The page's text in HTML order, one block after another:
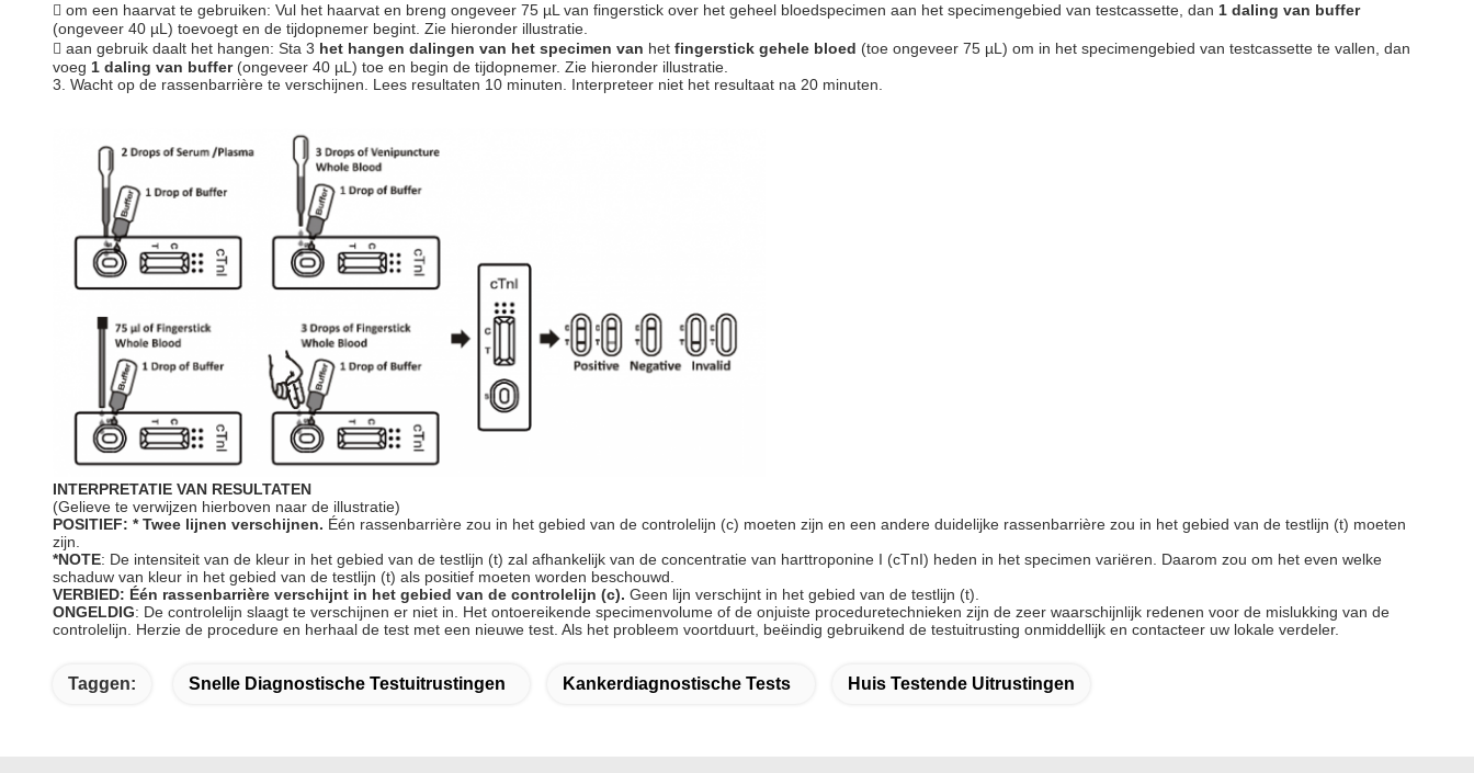
 om een haarvat te gebruiken: Vul het haarvat en breng ongeveer 75 µL van fingerstick over het geheel bloedspecimen aan het specimengebied van testcassette, dan 1 daling van buffer
(ongeveer 40 µL) toevoegt en de tijdopnemer begint. Zie hieronder illustratie.
 aan gebruik daalt het hangen: Sta 3 het hangen dalingen van het specimen van het fingerstick gehele bloed (toe ongeveer 75 µL) om in het specimengebied van testcassette te vallen, dan
voeg 1 daling van buffer(ongeveer 40 µL) toe en begin de tijdopnemer. Zie hieronder illustratie.
3. Wacht op de rassenbarrière te verschijnen. Lees resultaten 10 minuten. Interpreteer niet het resultaat na 20 minuten.
INTERPRETATIE VAN RESULTATEN
(Gelieve te verwijzen hierboven naar de illustratie)
POSITIEF: * Twee lijnen verschijnen. Één rassenbarrière zou in het gebied van de controlelijn (c) moeten zijn en een andere duidelijke rassenbarrière zou in het gebied van de testlijn (t) moeten
zijn.
*NOTE: De intensiteit van de kleur in het gebied van de testlijn (t) zal afhankelijk van de concentratie van harttroponine I (cTnI) heden in het specimen variëren. Daarom zou om het even welke
schaduw van kleur in het gebied van de testlijn (t) als positief moeten worden beschouwd.
VERBIED: Één rassenbarrière verschijnt in het gebied van de controlelijn (c). Geen lijn verschijnt in het gebied van de testlijn (t).
ONGELDIG: De controlelijn slaagt te verschijnen er niet in. Het ontoereikende specimenvolume of de onjuiste proceduretechnieken zijn de zeer waarschijnlijk redenen voor de mislukking van de
controlelijn. Herzie de procedure en herhaal de test met een nieuwe test. Als het probleem voortduurt, beëindig gebruikend de testuitrusting onmiddellijk en contacteer uw lokale verdeler.
Taggen: Snelle Diagnostische Testuitrustingen Kankerdiagnostische Tests Huis Testende Uitrustingen